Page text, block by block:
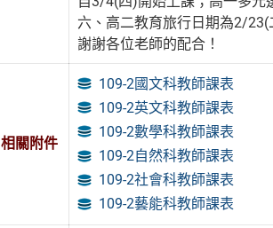
六、高二教育旅行日期為2/23(
謝謝各位老師的配合！
相關附件
109-2國文科教師課表
109-2英文科教師課表
109-2數學科教師課表
109-2自然科教師課表
109-2社會科教師課表
109-2藝能科教師課表